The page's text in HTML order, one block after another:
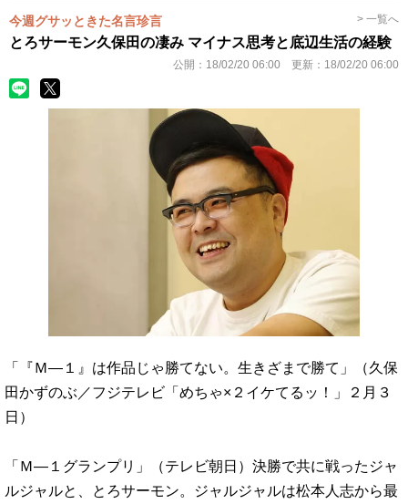
今週グサッときた名言珍言 > 一覧へ
とろサーモン久保田の凄み マイナス思考と底辺生活の経験
公開： 18/02/20 06:00 更新： 18/02/20 06:00
「『Ｍ―１』は作品じゃ勝てない。生きざまで勝て」（久保
田かずのぶ／フジテレビ「めちゃ×２イケてるッ！」２月３
日）
「Ｍ―１グランプリ」（テレビ朝日）決勝で共に戦ったジャ
ルジャルと、とろサーモン。ジャルジャルは松本人志から最